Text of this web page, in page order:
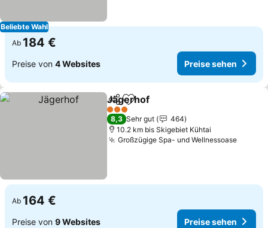
Beliebte Wahl
Ab 184 €
Preise von 4 Websites Preise sehen
TeilenZu Favoriten hinzufügen
Jägerhof
3 Sterne
8,3 Sehr gut
464
10.2 km bis Skigebiet Kühtai
Großzügige Spa- und Wellnessoase
Ab 164 €
Preise von 9 Websites Preise sehen